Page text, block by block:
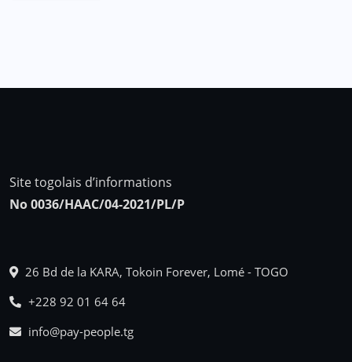
Site togolais d’informations
No 0036/HAAC/04-2021/PL/P
26 Bd de la KARA, Tokoin Forever, Lomé - TOGO
+228 92 01 64 64
info@pay-people.tg